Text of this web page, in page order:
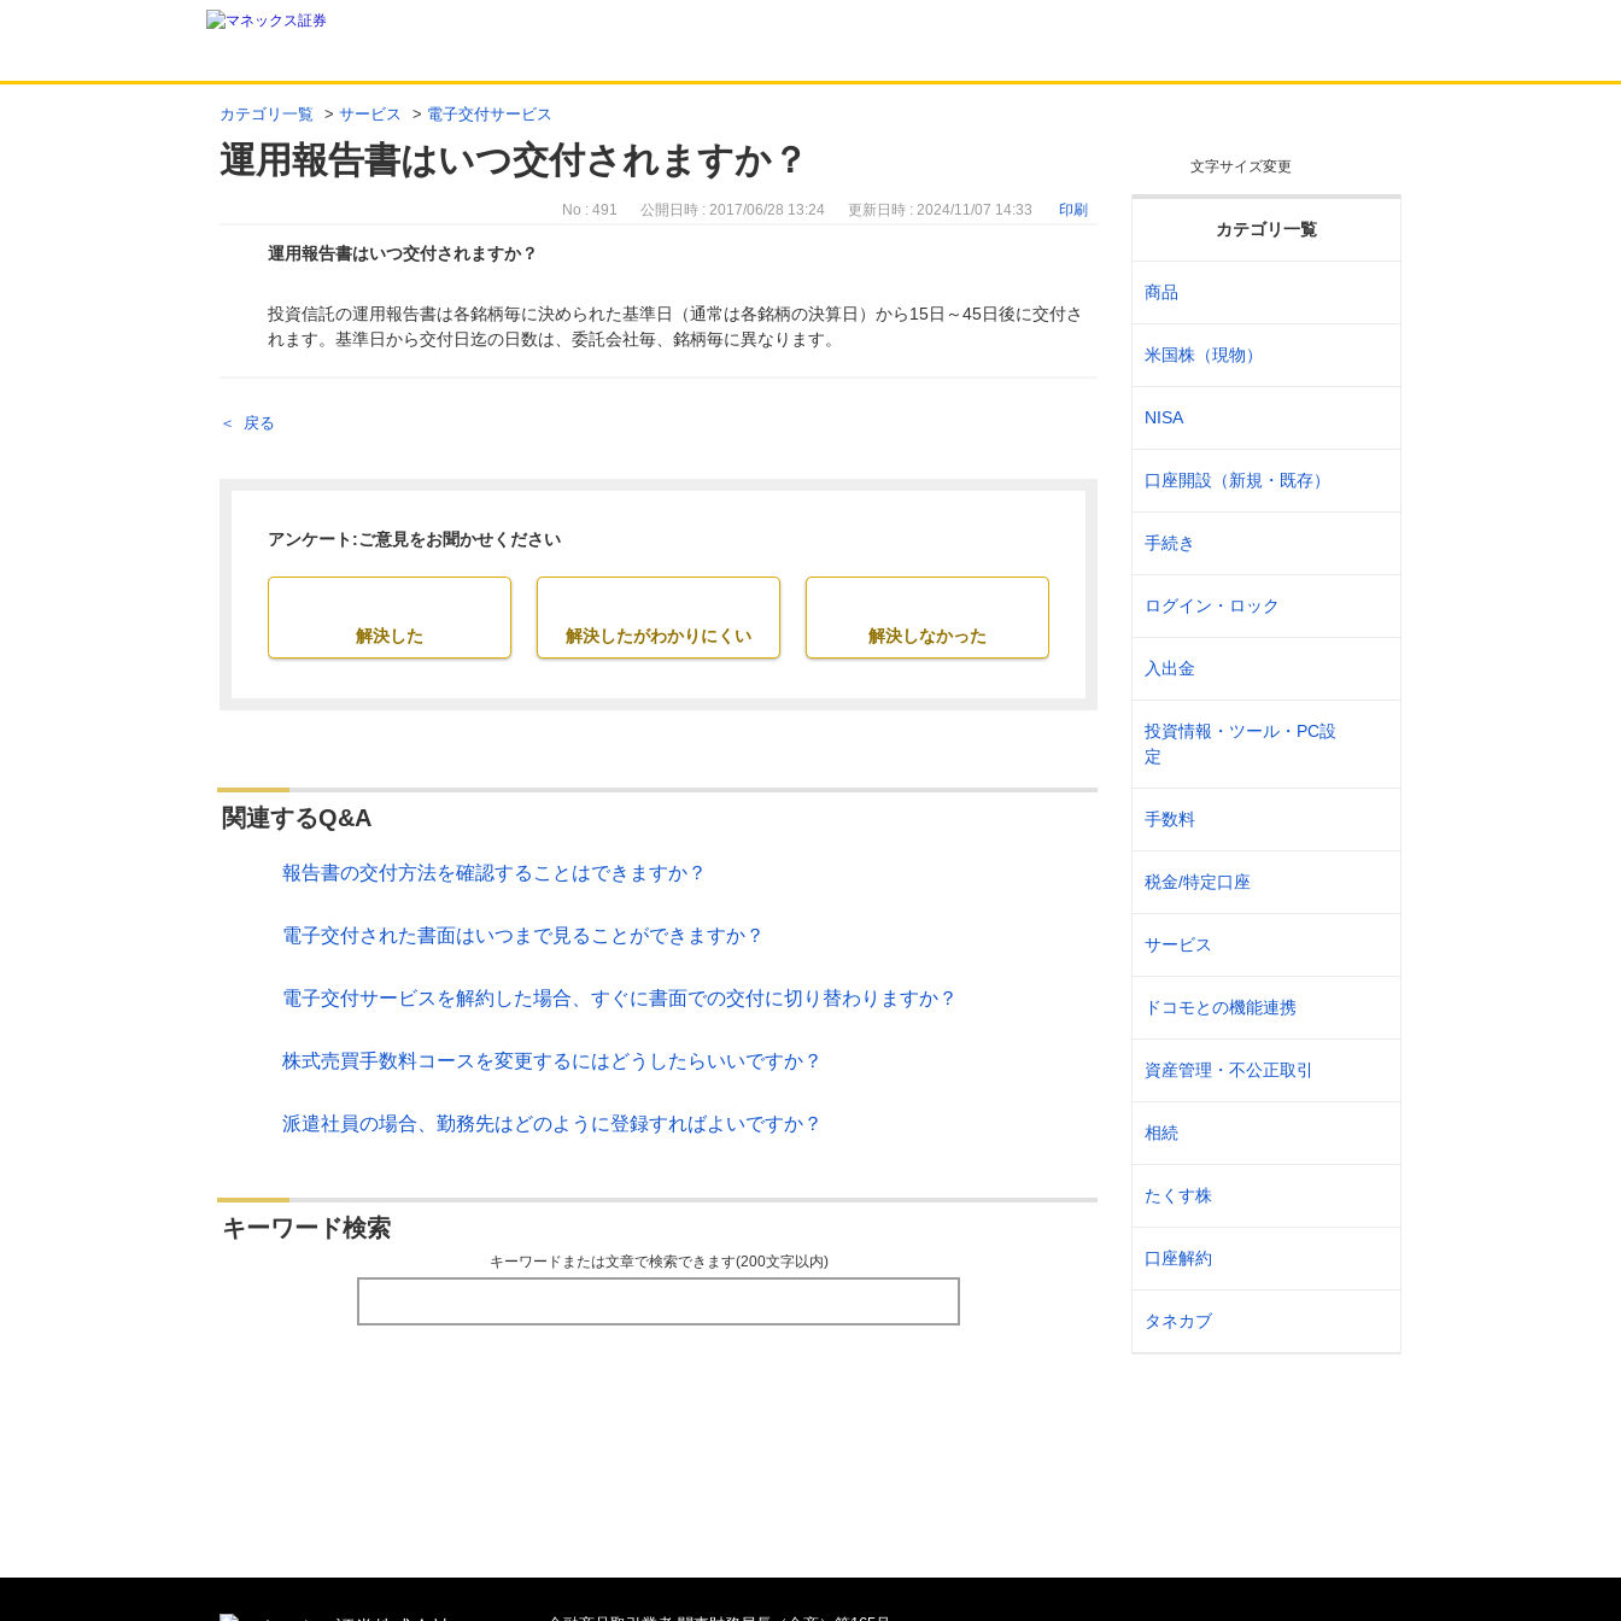
カテゴリ一覧 > サービス > 電子交付サービス
運用報告書はいつ交付されますか？ 文字サイズ変更
カテゴリ一覧
商品
米国株（現物）
NISA
口座開設（新規・既存）
手続き
ログイン・ロック
入出金
投資情報・ツール・PC設
定
手数料
税金/特定口座
サービス
ドコモとの機能連携
資産管理・不公正取引
相続
たくす株
口座解約
タネカブ
No : 491 公開日時 : 2017/06/28 13:24 更新日時 : 2024/11/07 14:33 印刷
運用報告書はいつ交付されますか？
回答
投資信託の運用報告書は各銘柄毎に決められた基準日（通常は各銘柄の決算日）から15日～45日後に交付さ
れます。基準日から交付日迄の日数は、委託会社毎、銘柄毎に異なります。
戻る
アンケート:ご意見をお聞かせください
解決した 解決したがわかりにくい 解決しなかった
関連するQ&A
報告書の交付方法を確認することはできますか？
電子交付された書面はいつまで見ることができますか？
電子交付サービスを解約した場合、すぐに書面での交付に切り替わりますか？
株式売買手数料コースを変更するにはどうしたらいいですか？
派遣社員の場合、勤務先はどのように登録すればよいですか？
キーワード検索
キーワードまたは文章で検索できます(200文字以内)